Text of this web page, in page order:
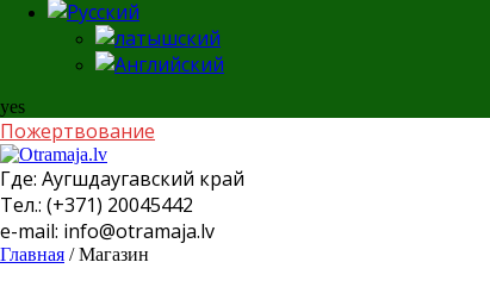
yes
Пожертвование
Где: Аугшдаугавский край
Тел.: (+371) 20045442
e-mail: info@otramaja.lv
Главная / Магазин